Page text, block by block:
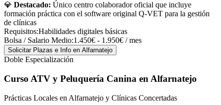
💎 Destacado: Único centro colaborador oficial que incluye
formación práctica con el software original Q-VET para la gestión
de clínicas
Requisitos:Habilidades digitales básicas
Bolsa / Salario Medio:1.450€ - 1.950€ / mes
Solicitar Plazas e Info en Alfarnatejo
Doble Especialización
Curso ATV y Peluquería Canina en Alfarnatejo
Prácticas Locales en Alfarnatejo y Clínicas Concertadas